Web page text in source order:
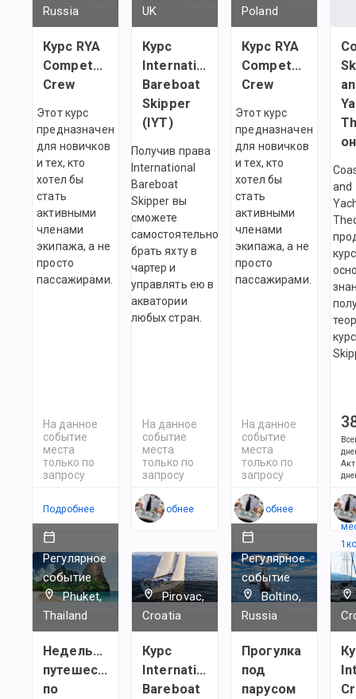
Russia
Курс RYA
Competent
Crew
Этот курс
предназначен
для новичков
и тех, кто
хотел бы
стать
активными
членами
экипажа, а не
просто
пассажирами.
На данное
событие
места
только по
запросу
Подробнее
UK
Курс
International
Bareboat
Skipper
(IYT)
Получив права
International
Bareboat
Skipper вы
сможете
самостоятельно
брать яхту в
чартер и
управлять ею в
акватории
любых стран.
На данное
событие
места
только по
запросу
Подробнее
Poland
Курс RYA
Competent
Crew
Этот курс
предназначен
для новичков
и тех, кто
хотел бы
стать
активными
членами
экипажа, а не
просто
пассажирами.
На данное
событие
места
только по
запросу
Подробнее
and
1
Регулярное
событие
Phuket,
Thailand
Недельное
путешествие
по
Pirovac,
Croatia
Курс
International
Bareboat
Регулярное
событие
Boltino,
Russia
Прогулка
под
парусом